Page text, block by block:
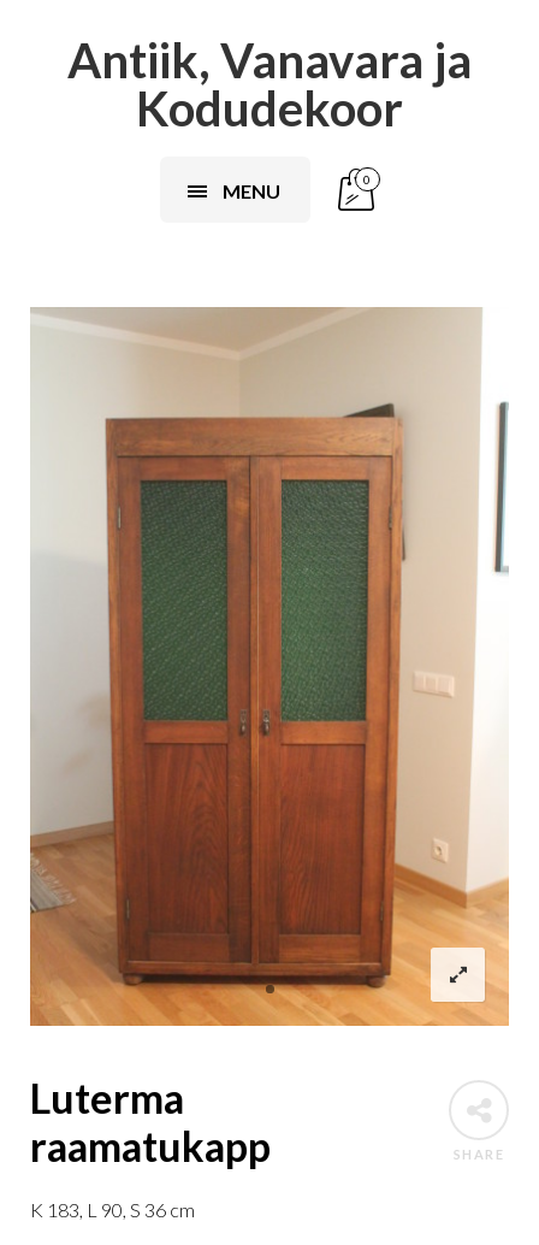
Antiik, Vanavara ja
Kodudekoor
MENU 0
SHARE
Luterma
raamatukapp
K 183, L 90, S 36 cm